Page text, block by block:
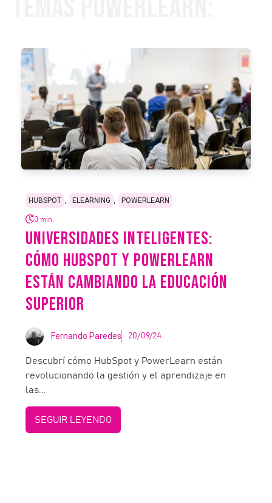
HUBSPOT ELEARNING POWERLEARN
3 min.
UNIVERSIDADES INTELIGENTES:
CÓMO HUBSPOT Y POWERLEARN
ESTÁN CAMBIANDO LA EDUCACIÓN
SUPERIOR
Fernando Paredes 20/09/24
Descubrí cómo HubSpot y PowerLearn están
revolucionando la gestión y el aprendizaje en
las...
SEGUIR LEYENDO